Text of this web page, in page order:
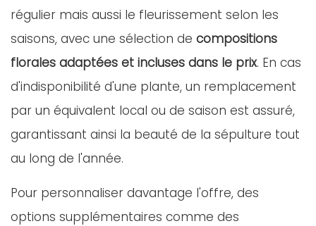
régulier mais aussi le fleurissement selon les
saisons, avec une sélection de compositions
florales adaptées et incluses dans le prix. En cas
d'indisponibilité d'une plante, un remplacement
par un équivalent local ou de saison est assuré,
garantissant ainsi la beauté de la sépulture tout
au long de l'année.
Pour personnaliser davantage l'offre, des
options supplémentaires comme des